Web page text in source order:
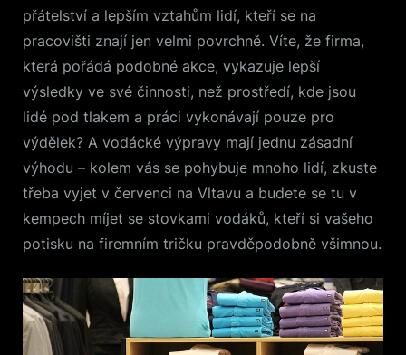
přátelství a lepším vztahům lidí, kteří se na
pracovišti znají jen velmi povrchně. Víte, že firma,
která pořádá podobné akce, vykazuje lepší
výsledky ve své činnosti, než prostředí, kde jsou
lidé pod tlakem a práci vykonávají pouze pro
výdělek? A vodácké výpravy mají jednu zásadní
výhodu – kolem vás se pohybuje mnoho lidí, zkuste
třeba vyjet v červenci na Vltavu a budete se tu v
kempech míjet se stovkami vodáků, kteří si vašeho
potisku na firemním tričku pravděpodobně všimnou.